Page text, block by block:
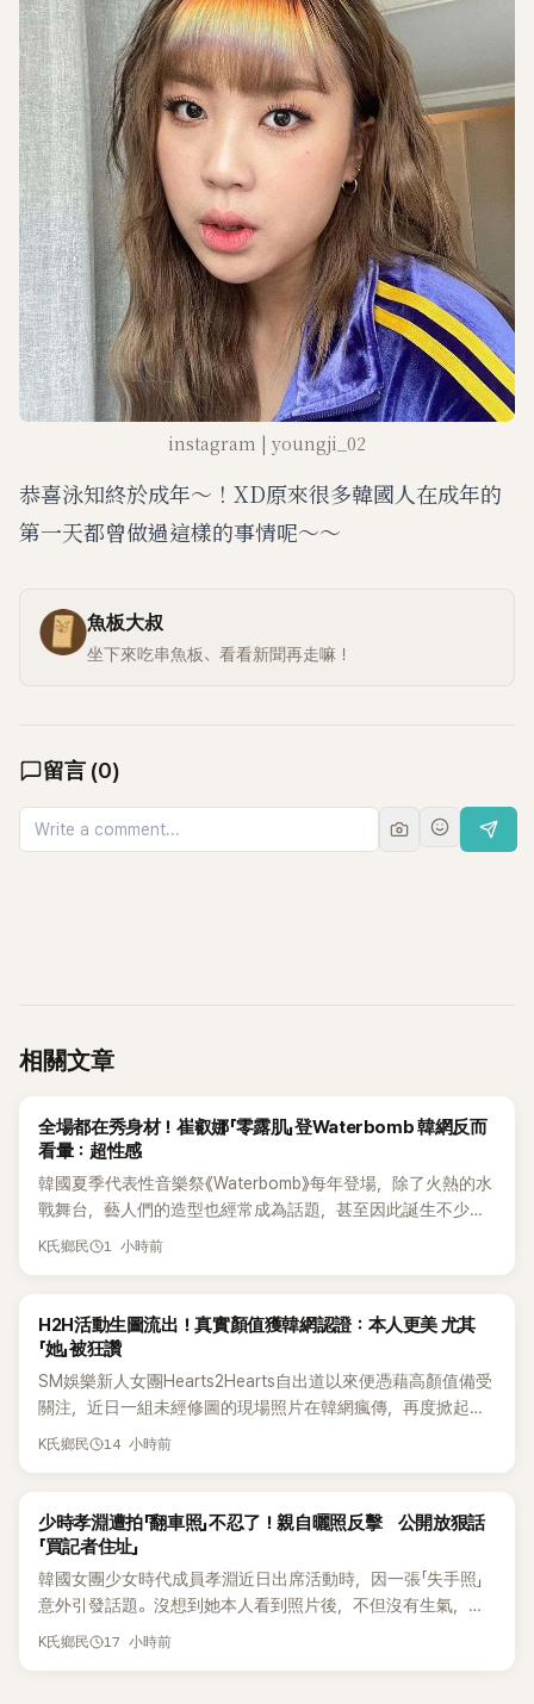
instagram | youngji_02
恭喜泳知終於成年～！XD原來很多韓國人在成年的
第一天都曾做過這樣的事情呢～～
魚板大叔
坐下來吃串魚板、看看新聞再走嘛！
留言 (0)
相關文章
K-POP
全場都在秀身材！崔叡娜「零露肌」登Waterbomb 韓網反而
看暈：超性感
韓國夏季代表性音樂祭《Waterbomb》每年登場，除了火熱的水
戰舞台，藝人們的造型也經常成為話題，甚至因此誕生不少
「Waterbomb女神」、「Waterbomb男神」。過去包括泫雅、宣
K氏鄉民 1 小時前
K-POP
H2H活動生圖流出！真實顏值獲韓網認證：本人更美 尤其
「她」被狂讚
SM娛樂新人女團Hearts2Hearts自出道以來便憑藉高顏值備受
關注，近日一組未經修圖的現場照片在韓網瘋傳，再度掀起熱
烈討論，不少看過本人的網友更直呼：「真人比照片還漂亮！」
K氏鄉民 14 小時前
K-POP
少時孝淵遭拍「翻車照」不忍了！親自曬照反擊 公開放狠話
「買記者住址」
韓國女團少女時代成員孝淵近日出席活動時，因一張「失手照」
意外引發話題。沒想到她本人看到照片後，不但沒有生氣，反
而親自把照片放上IG限時動態開玩笑，甚至幽默喊話要「買記者
K氏鄉民 17 小時前